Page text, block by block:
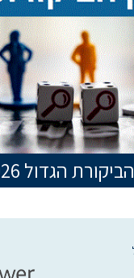
הגדול 21.07.2026